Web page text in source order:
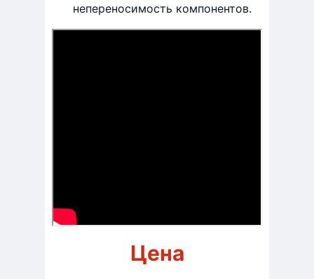
непереносимость компонентов.
Цена